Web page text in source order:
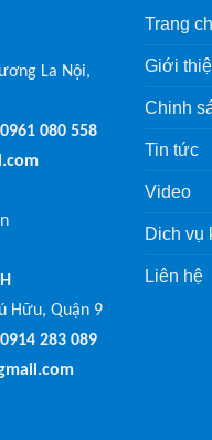
La Nội,
080 558
Hữu, Quận 9
283 089
Trang
Giới
Chinh
Tin tức
Video
Dich vụ
Liên hệ